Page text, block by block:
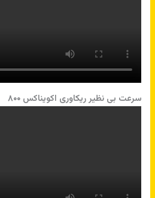
سرعت بی نظیر ریکاوری اکویناکس ۸۰۰